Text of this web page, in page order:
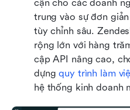
cận cho các doanh
trung vào sự đơn
tùy chỉnh sâu.
rộng lớn với hàng
cập API nâng cao,
dựng quy trình làm
hệ thống kinh doanh